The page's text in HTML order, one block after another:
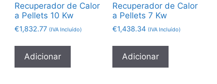
Recuperador de Calor
a Pellets 10 Kw
€1,832.77 (IVA Incluído)
Adicionar
Recuperador de Calor
a Pellets 7 Kw
€1,438.34 (IVA Incluído)
Adicionar